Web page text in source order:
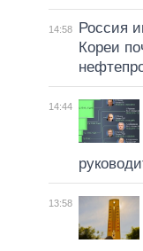
14:58
Россия
Кореи
14:44
13:58